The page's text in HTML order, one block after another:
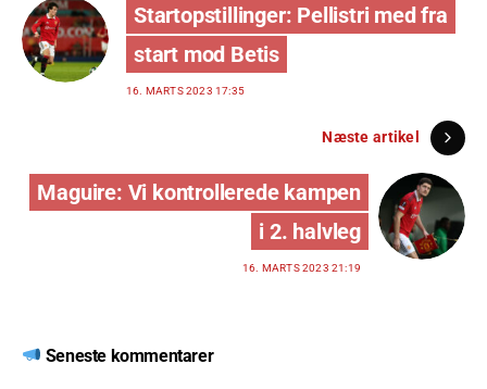
Startopstillinger: Pellistri med fra
start mod Betis
16. MARTS 2023 17:35
Næste artikel
Maguire: Vi kontrollerede kampen
i 2. halvleg
16. MARTS 2023 21:19
Seneste kommentarer